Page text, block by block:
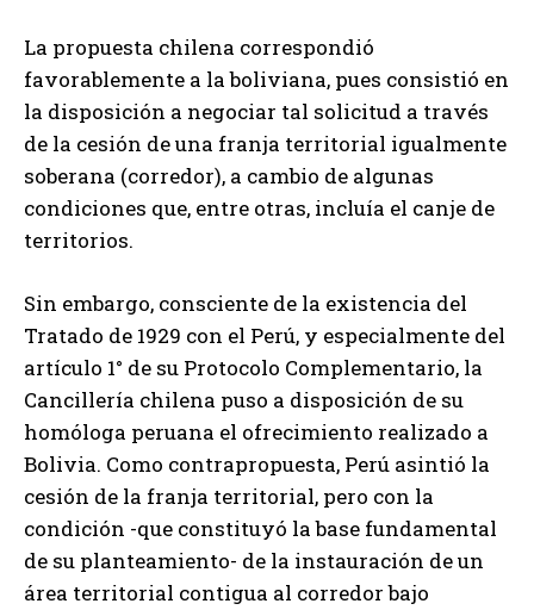
La propuesta chilena correspondió
favorablemente a la boliviana, pues consistió en
la disposición a negociar tal solicitud a través
de la cesión de una franja territorial igualmente
soberana (corredor), a cambio de algunas
condiciones que, entre otras, incluía el canje de
territorios.
Sin embargo, consciente de la existencia del
Tratado de 1929 con el Perú, y especialmente del
artículo 1° de su Protocolo Complementario, la
Cancillería chilena puso a disposición de su
homóloga peruana el ofrecimiento realizado a
Bolivia. Como contrapropuesta, Perú asintió la
cesión de la franja territorial, pero con la
condición -que constituyó la base fundamental
de su planteamiento- de la instauración de un
área territorial contigua al corredor bajo